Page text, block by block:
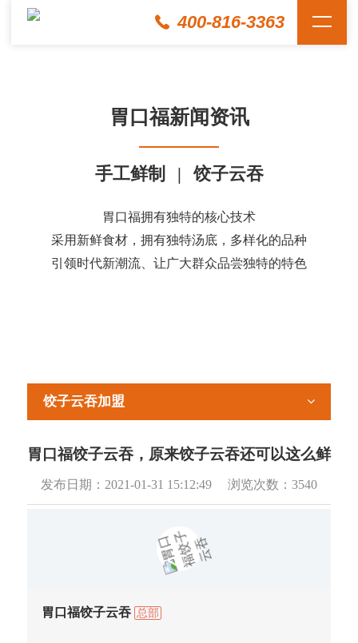
400-816-3363
胃口福新闻资讯
手工鲜制 | 饺子云吞
胃口福拥有独特的核心技术
采用新鲜食材，拥有独特汤底，多样化的品种
引领时代新潮流、让广大群众品尝独特的特色
饺子云吞加盟
胃口福饺子云吞，原来饺子云吞还可以这么鲜
发布日期： 2021-01-31 15:12:49 浏览次数： 3540
胃口福饺子云吞 总部